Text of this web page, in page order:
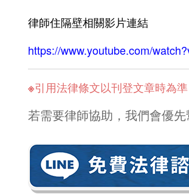
律師住隔壁相關影片連結
https://www.youtube.com/
※引用法律條文以刊登文章時為
若需要律師協助，我們會優